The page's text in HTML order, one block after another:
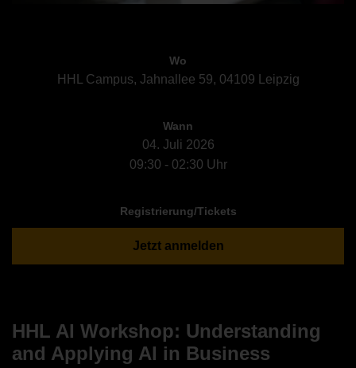
Wo
HHL Campus, Jahnallee 59, 04109 Leipzig
Wann
04. Juli 2026
09:30 - 02:30 Uhr
Registrierung/Tickets
Jetzt anmelden
HHL AI Workshop: Understanding
and Applying AI in Business